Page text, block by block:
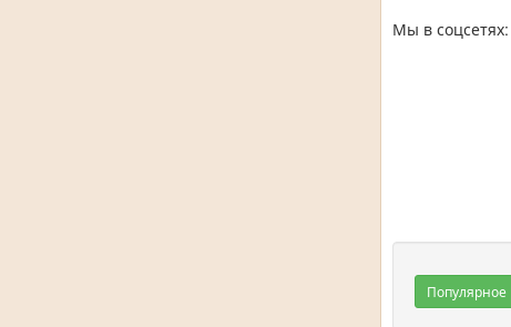
Мы в соцсетях:
Популярное